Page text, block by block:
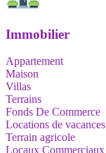
Immobilier
Appartement
Maison
Villas
Terrains
Fonds De Commerce
Locations de vacances
Terrain agricole
Locaux Commerciaux